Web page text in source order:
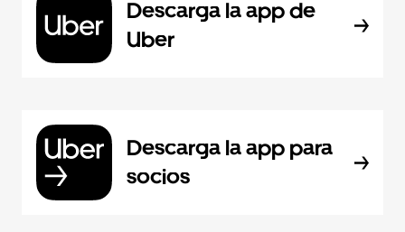
Descarga la app de
Uber
Descarga la app para
socios